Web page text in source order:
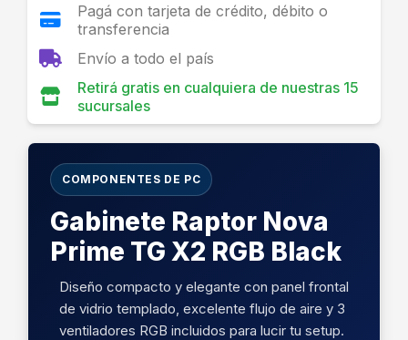
Pagá con tarjeta de crédito, débito o
transferencia
Envío a todo el país
Retirá gratis en cualquiera de nuestras 15
sucursales
COMPONENTES DE PC
Gabinete Raptor Nova
Prime TG X2 RGB Black
Diseño compacto y elegante con panel frontal
de vidrio templado, excelente flujo de aire y 3
ventiladores RGB incluidos para lucir tu setup.